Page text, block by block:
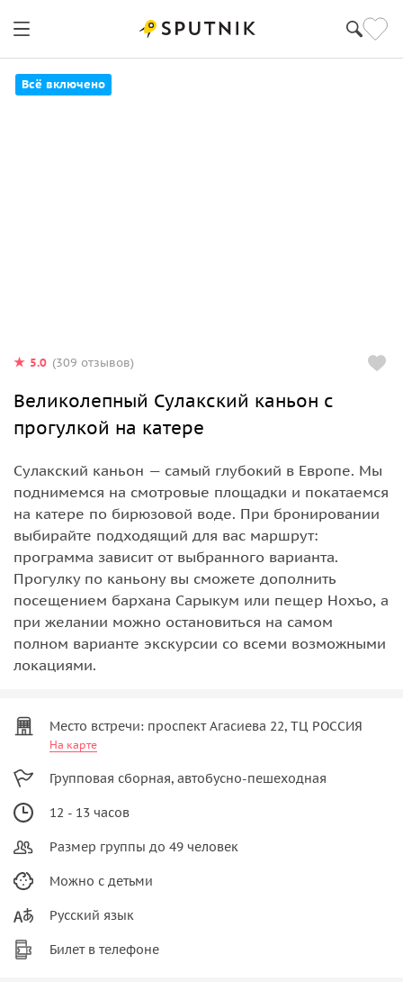
Всё включено
5.0 (309 отзывов)
Великолепный Сулакский каньон с
прогулкой на катере
Сулакский каньон — самый глубокий в Европе. Мы
поднимемся на смотровые площадки и покатаемся
на катере по бирюзовой воде. При бронировании
выбирайте подходящий для вас маршрут:
программа зависит от выбранного варианта.
Прогулку по каньону вы сможете дополнить
посещением бархана Сарыкум или пещер Нохъо, а
при желании можно остановиться на самом
полном варианте экскурсии со всеми возможными
локациями.
Место встречи: проспект Агасиева 22, ТЦ РОССИЯ
На карте
Групповая сборная, автобусно-пешеходная
12 - 13 часов
Размер группы до 49 человек
Можно с детьми
Русский язык
Билет в телефоне